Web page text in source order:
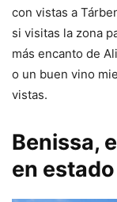
con vistas a
si visitas la zona
más encanto de
o un buen vino
vistas.
Benissa,
en